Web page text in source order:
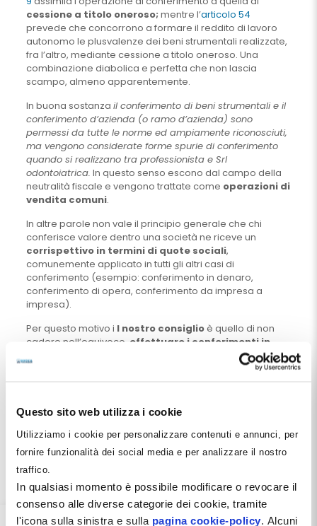
Questo sito web utilizza i cookie
Utilizziamo i cookie per personalizzare contenuti e annunci, per
fornire funzionalità dei social media e per analizzare il nostro
traffico.
In qualsiasi momento è possibile modificare o revocare il
consenso alle diverse categorie dei cookie, tramite
l'icona sulla sinistra e sulla pagina cookie-policy. Alcuni
cessione a titolo oneroso; mentre l’articolo 54
prevede che concorrono a formare il reddito di lavoro
autonomo le plusvalenze dei beni strumentali realizzate,
fra l’altro, mediante cessione a titolo oneroso. Una
combinazione diabolica e perfetta che non lascia
scampo, almeno apparentemente.
In buona sostanza il conferimento di beni strumentali e il
conferimento d’azienda (o ramo d’azienda) sono
permessi da tutte le norme ed ampiamente riconosciuti,
ma vengono considerate forme spurie di conferimento
quando si realizzano tra professionista e Srl
odontoiatrica. In questo senso escono dal campo della
neutralità fiscale e vengono trattate come operazioni di
vendita comuni.
In altre parole non vale il principio generale che chi
conferisce valore dentro una società ne riceve un
corrispettivo in termini di quote sociali,
comunemente applicato in tutti gli altri casi di
conferimento (esempio: conferimento in denaro,
conferimento di opera, conferimento da impresa a
impresa).
Per questo motivo i l nostro consiglioè quello di non
cadere nell’equivoco, effettuare i conferimenti in
e trattare il passaggio dell’azienda o dei suoi
operazione di compra
contrattualizzazione dell’operazione, di minimizzarne gli
versando tutti i tributi richiesti.
Una migliore comprensione di questa strategia potrà
essere fatta solo in
che le variabili personali e familiari incidono
profondamente sul perimetro dell’operazione e non
possono essere standardizzati.